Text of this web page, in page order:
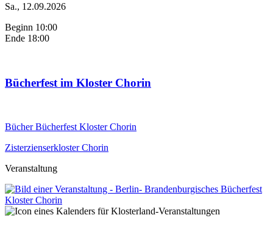
Sa., 12.09.2026
Beginn 10:00
Ende 18:00
Bücherfest im Kloster Chorin
BücherBücherfest Kloster Chorin
Zisterzienserkloster Chorin
Veranstaltung